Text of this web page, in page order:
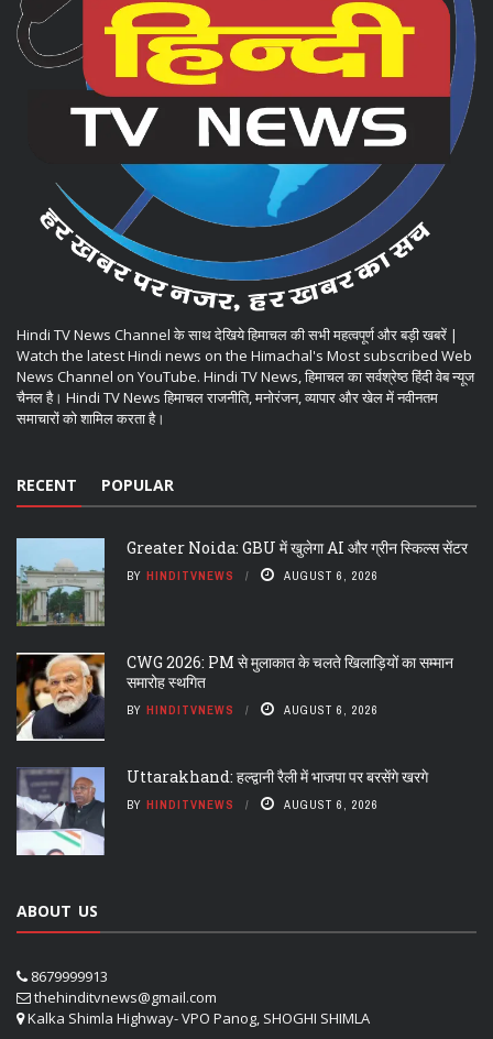
Hindi TV News Channel के साथ देखिये हिमाचल की सभी महत्वपूर्ण और बड़ी खबरें |
Watch the latest Hindi news on the Himachal's Most subscribed Web
News Channel on YouTube. Hindi TV News, हिमाचल का सर्वश्रेष्ठ हिंदी वेब न्यूज
चैनल है। Hindi TV News हिमाचल राजनीति, मनोरंजन, व्यापार और खेल में नवीनतम
समाचारों को शामिल करता है।
RECENT POPULAR
Greater Noida: GBU में खुलेगा AI और ग्रीन स्किल्स सेंटर
BY HINDITVNEWS AUGUST 6, 2026
CWG 2026: PM से मुलाकात के चलते खिलाड़ियों का सम्मान
समारोह स्थगित
BY HINDITVNEWS AUGUST 6, 2026
Uttarakhand: हल्द्वानी रैली में भाजपा पर बरसेंगे खरगे
BY HINDITVNEWS AUGUST 6, 2026
ABOUT US
8679999913
thehinditvnews@gmail.com
Kalka Shimla Highway- VPO Panog, SHOGHI SHIMLA